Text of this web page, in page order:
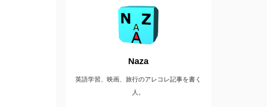
Naza
英語学習、映画、旅行のアレコレ記事を書く
人。